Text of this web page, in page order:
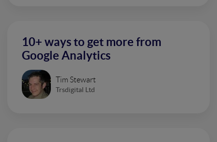
10+ ways to get more from
Google Analytics
Tim Stewart
Trsdigital Ltd